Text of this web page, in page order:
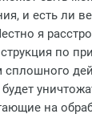
и есть ли
я
по
сплошного
на